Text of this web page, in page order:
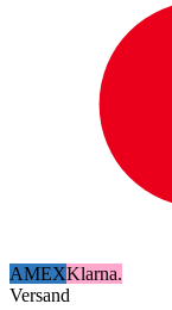
AMEXKlarna.
Versand